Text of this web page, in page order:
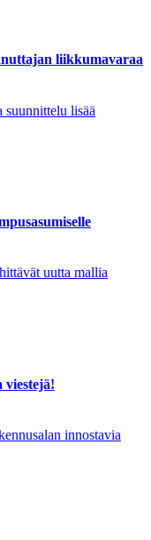
liikkumavaraa
lisää
uutta mallia
viestejä!
innostavia